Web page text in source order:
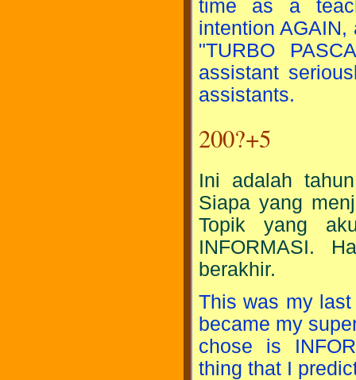
time as a
intention
"TURBO
assistant
assistants.
200?+5
Ini adalah
Siapa yang
Topik yang
INFORMASI.
berakhir.
This was my
became my
chose is
thing that I